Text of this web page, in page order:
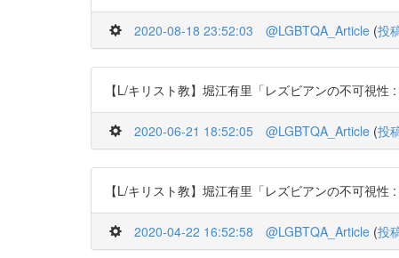
2020-08-18 23:52:03 @LGBTQA_Article (投
【L/キリスト教】堀江有里「レズビアンの不可視
2020-06-21 18:52:05 @LGBTQA_Article (投
【L/キリスト教】堀江有里「レズビアンの不可視
2020-04-22 16:52:58 @LGBTQA_Article (投